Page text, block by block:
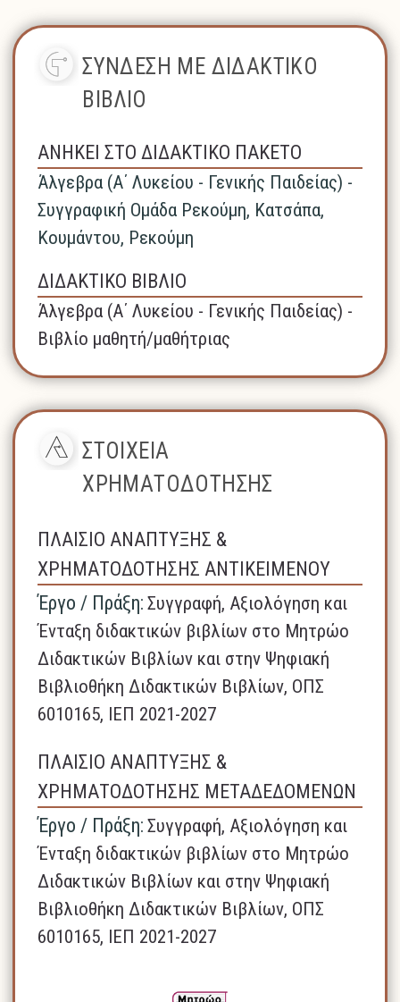
ΣΥΝΔΕΣΗ ΜΕ ΔΙΔΑΚΤΙΚΟ
ΒΙΒΛΙΟ
ΑΝΗΚΕΙ ΣΤΟ ΔΙΔΑΚΤΙΚΟ ΠΑΚΕΤΟ
Άλγεβρα (A΄ Λυκείου - Γενικής Παιδείας) -
Συγγραφική Ομάδα Ρεκούμη, Κατσάπα,
Κουμάντου, Ρεκούμη
ΔΙΔΑΚΤΙΚΟ ΒΙΒΛΙΟ
Άλγεβρα (A΄ Λυκείου - Γενικής Παιδείας) -
Βιβλίο μαθητή/μαθήτριας
ΣΤΟΙΧΕΙΑ
ΧΡΗΜΑΤΟΔΟΤΗΣΗΣ
ΠΛΑΙΣΙΟ ΑΝΑΠΤΥΞΗΣ &
ΧΡΗΜΑΤΟΔΟΤΗΣΗΣ ΑΝΤΙΚΕΙΜΕΝΟΥ
Έργο / Πράξη: Συγγραφή, Αξιολόγηση και
Ένταξη διδακτικών βιβλίων στο Μητρώο
Διδακτικών Βιβλίων και στην Ψηφιακή
Βιβλιοθήκη Διδακτικών Βιβλίων, ΟΠΣ
6010165, ΙΕΠ 2021-2027
ΠΛΑΙΣΙΟ ΑΝΑΠΤΥΞΗΣ &
ΧΡΗΜΑΤΟΔΟΤΗΣΗΣ ΜΕΤΑΔΕΔΟΜΕΝΩΝ
Έργο / Πράξη: Συγγραφή, Αξιολόγηση και
Ένταξη διδακτικών βιβλίων στο Μητρώο
Διδακτικών Βιβλίων και στην Ψηφιακή
Βιβλιοθήκη Διδακτικών Βιβλίων, ΟΠΣ
6010165, ΙΕΠ 2021-2027